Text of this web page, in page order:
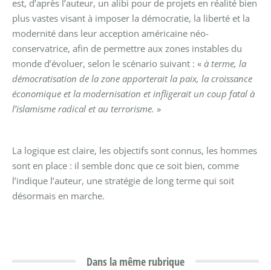
est, d’après l’auteur, un alibi pour de projets en réalité bien
plus vastes visant à imposer la démocratie, la liberté et la
modernité dans leur acception américaine néo-
conservatrice, afin de permettre aux zones instables du
monde d’évoluer, selon le scénario suivant : « à terme, la
démocratisation de la zone apporterait la paix, la croissance
économique et la modernisation et infligerait un coup fatal à
l’islamisme radical et au terrorisme. »
La logique est claire, les objectifs sont connus, les hommes
sont en place : il semble donc que ce soit bien, comme
l’indique l’auteur, une stratégie de long terme qui soit
désormais en marche.
Dans la même rubrique